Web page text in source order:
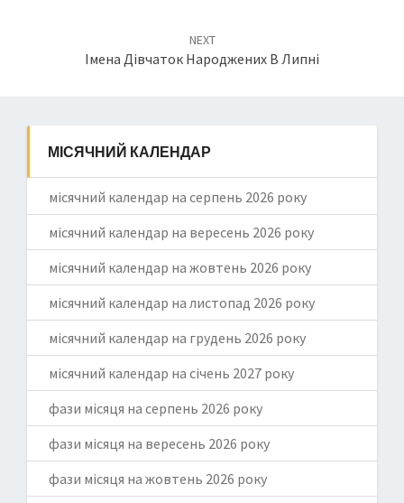
NEXT
Імена Дівчаток Народжених В Липні
МІСЯЧНИЙ КАЛЕНДАР
місячний календар на серпень 2026 року
місячний календар на вересень 2026 року
місячний календар на жовтень 2026 року
місячний календар на листопад 2026 року
місячний календар на грудень 2026 року
місячний календар на січень 2027 року
фази місяця на серпень 2026 року
фази місяця на вересень 2026 року
фази місяця на жовтень 2026 року